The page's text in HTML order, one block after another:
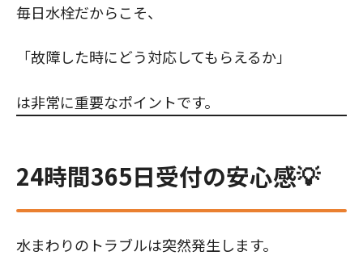
毎日水栓だからこそ、
「故障した時にどう対応してもらえるか」
は非常に重要なポイントです。
24時間365日受付の安心感💡
水まわりのトラブルは突然発生します。